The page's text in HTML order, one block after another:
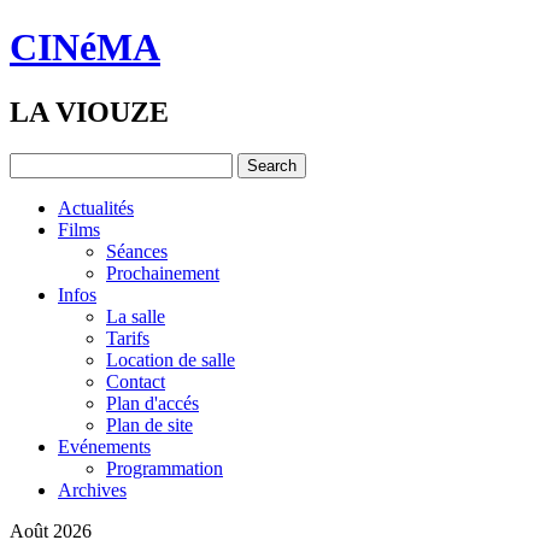
CINéMA
LA VIOUZE
Actualités
Films
Séances
Prochainement
Infos
La salle
Tarifs
Location de salle
Contact
Plan d'accés
Plan de site
Evénements
Programmation
Archives
Août 2026